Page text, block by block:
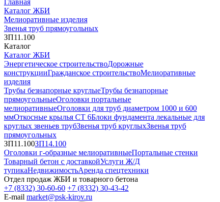
Главная
Каталог ЖБИ
Мелиоративные изделия
Звенья труб прямоугольных
ЗП11.100
Каталог
Каталог ЖБИ
Энергетическое строительствоДорожные
конструкцииГражданское строительствоМелиоративные
изделия
Трубы безнапорные круглыеТрубы безнапорные
прямоугольныеОголовки портальные
мелиоративныеОголовки для труб диаметром 1000 и 600
ммОткосные крылья СТ 6Блоки фундамента лекальные для
круглых звеньев трубЗвенья труб круглыхЗвенья труб
прямоугольных
ЗП11.100ЗП14.100
Оголовки г-образные мелиоративныеПортальные стенки
Товарный бетон с доставкойУслуги Ж/Д
тупикаНедвижимостьАренда спецтехники
Отдел продаж ЖБИ и товарного бетона
+7 (8332) 30-60-60 +7 (8332) 30-43-42
E-mail market@psk-kirov.ru